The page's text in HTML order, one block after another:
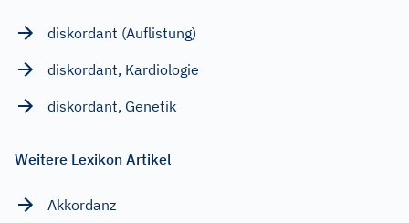
diskordant (Auflistung)
diskordant, Kardiologie
diskordant, Genetik
Weitere Lexikon Artikel
Akkordanz